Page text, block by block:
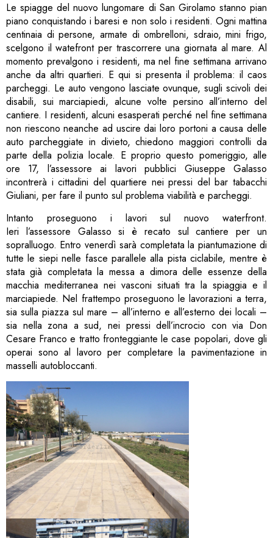
Le spiagge del nuovo lungomare di San Girolamo stanno pian
piano conquistando i baresi e non solo i residenti. Ogni mattina
centinaia di persone, armate di ombrelloni, sdraio, mini frigo,
scelgono il watefront per trascorrere una giornata al mare. Al
momento prevalgono i residenti, ma nel fine settimana arrivano
anche da altri quartieri. E qui si presenta il problema: il caos
parcheggi. Le auto vengono lasciate ovunque, sugli scivoli dei
disabili, sui marciapiedi, alcune volte persino all’interno del
cantiere. I residenti, alcuni esasperati perché nel fine settimana
non riescono neanche ad uscire dai loro portoni a causa delle
auto parcheggiate in divieto, chiedono maggiori controlli da
parte della polizia locale. E proprio questo pomeriggio, alle
ore 17, l’assessore ai lavori pubblici Giuseppe Galasso
incontrerà i cittadini del quartiere nei pressi del bar tabacchi
Giuliani, per fare il punto sul problema viabilità e parcheggi.
Intanto proseguono i lavori sul nuovo waterfront.
Ieri l’assessore Galasso si è recato sul cantiere per un
sopralluogo. Entro venerdì sarà completata la piantumazione di
tutte le siepi nelle fasce parallele alla pista ciclabile, mentre è
stata già completata la messa a dimora delle essenze della
macchia mediterranea nei vasconi situati tra la spiaggia e il
marciapiede. Nel frattempo proseguono le lavorazioni a terra,
sia sulla piazza sul mare – all’interno e all’esterno dei locali –
sia nella zona a sud, nei pressi dell’incrocio con via Don
Cesare Franco e tratto fronteggiante le case popolari, dove gli
operai sono al lavoro per completare la pavimentazione in
masselli autobloccanti.